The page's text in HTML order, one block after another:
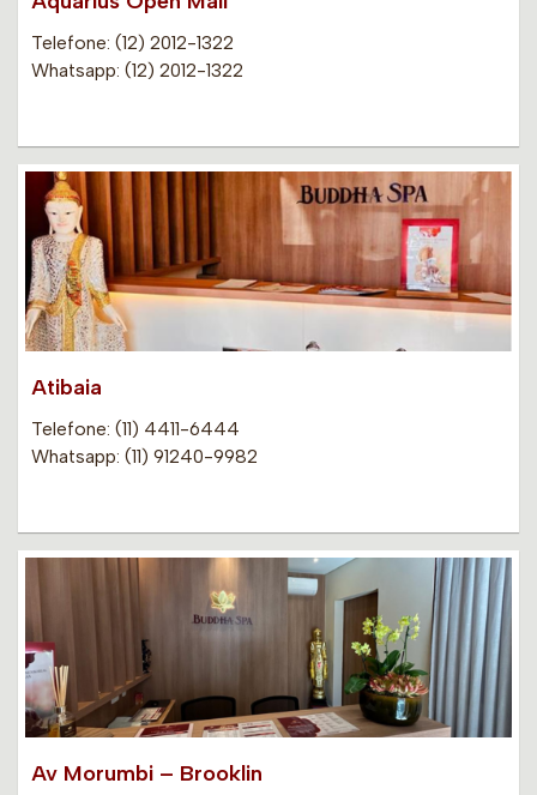
Telefone: (12) 2012-1322
Whatsapp: (12) 2012-1322
Atibaia
Telefone: (11) 4411-6444
Whatsapp: (11) 91240-9982
Av Morumbi – Brooklin